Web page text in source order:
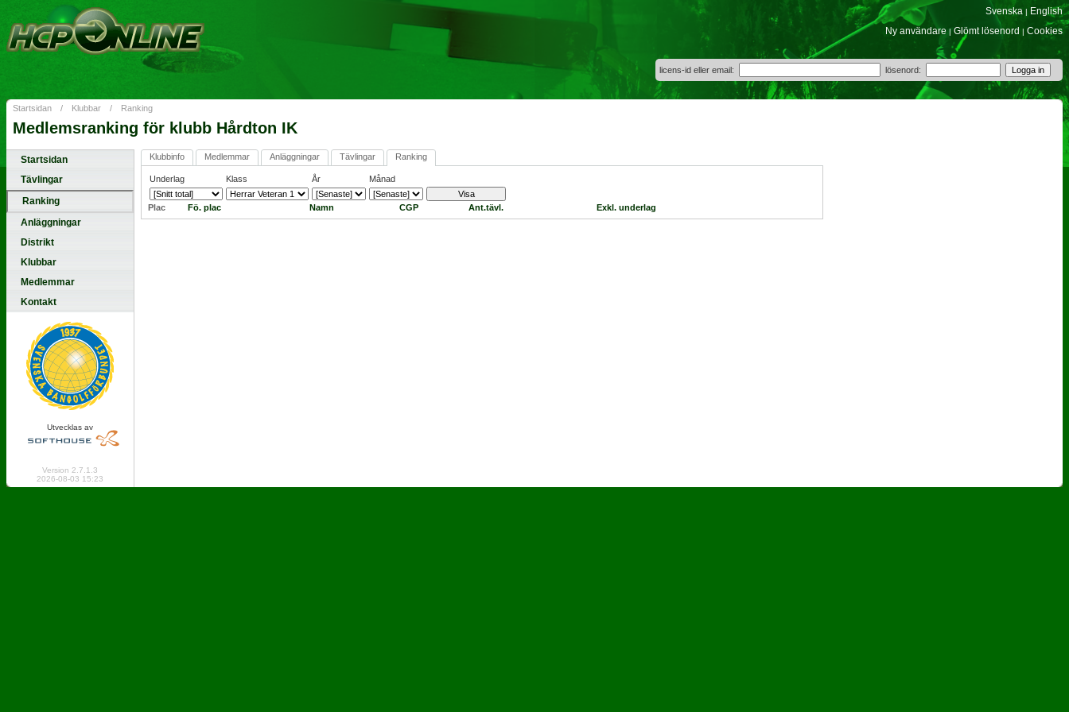
Svenska | English
Ny användare | Glömt lösenord | Cookies
licens-id eller email: lösenord:
Startsidan / Klubbar / Ranking
Medlemsranking för klubb Hårdton IK
Startsidan
Tävlingar
Ranking
Anläggningar
Distrikt
Klubbar
Medlemmar
Kontakt
Utvecklas av
Version 2.7.1.3
2026-08-03 15:23
Klubbinfo Medlemmar Anläggningar Tävlingar Ranking
Underlag Klass År Månad
Plac Fö. plac Namn CGP Ant.tävl. Exkl. underlag